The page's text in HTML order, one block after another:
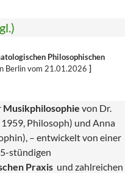
Philosophischen
Berlin vom 21.01.2026 ]
Musikphilosophie von Dr.
Philosoph) und Anna
– entwickelt von einer
stündigen
Praxis und zahlreichen